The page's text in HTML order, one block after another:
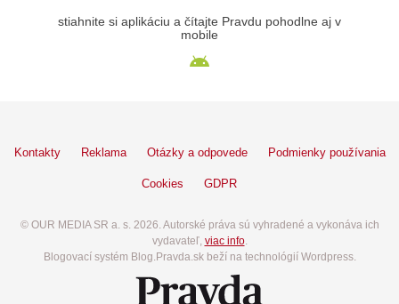
stiahnite si aplikáciu a čítajte Pravdu pohodlne aj v
mobile
Kontakty Reklama Otázky a odpovede Podmienky používania
Cookies GDPR
© OUR MEDIA SR a. s. 2026. Autorské práva sú vyhradené a vykonáva ich
vydavateľ, viac info.
Blogovací systém Blog.Pravda.sk beží na technológií Wordpress.